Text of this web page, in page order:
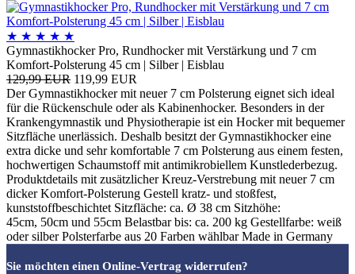
★ ★ ★ ★ ★
Gymnastikhocker Pro, Rundhocker mit Verstärkung und 7 cm
Komfort-Polsterung 45 cm | Silber | Eisblau
129,99 EUR 119,99 EUR
Der Gymnastikhocker mit neuer 7 cm Polsterung eignet sich ideal
für die Rückenschule oder als Kabinenhocker. Besonders in der
Krankengymnastik und Physiotherapie ist ein Hocker mit bequemer
Sitzfläche unerlässich. Deshalb besitzt der Gymnastikhocker eine
extra dicke und sehr komfortable 7 cm Polsterung aus einem festen,
hochwertigen Schaumstoff mit antimikrobiellem Kunstlederbezug.
Produktdetails mit zusätzlicher Kreuz-Verstrebung mit neuer 7 cm
dicker Komfort-Polsterung Gestell kratz- und stoßfest,
kunststoffbeschichtet Sitzfläche: ca. Ø 38 cm Sitzhöhe:
45cm, 50cm und 55cm Belastbar bis: ca. 200 kg Gestellfarbe: weiß
oder silber Polsterfarbe aus 20 Farben wählbar Made in Germany
Sie möchten einen Online-Vertrag widerrufen?